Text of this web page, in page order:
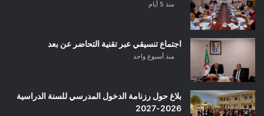
منذ 5 أيام
اجتماع تنسيقي عبر تقنية التحاضر عن بعد
منذ أسبوع واحد
بلاغ حول رزنامة الدخول المدرسي للسنة الدراسية
2026-2027